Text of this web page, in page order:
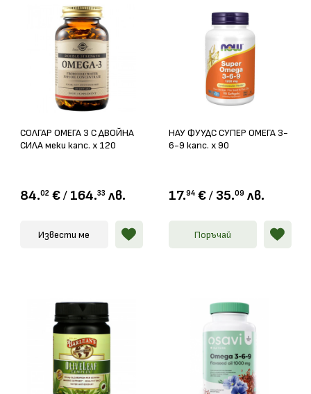
СОЛГАР ОМЕГА 3 С ДВОЙНА
СИЛА меки капс. х 120
84.02 € / 164.33 лв.
Извести ме
НАУ ФУУДС СУПЕР ОМЕГА 3-
6-9 капс. х 90
17.94 € / 35.09 лв.
Поръчай